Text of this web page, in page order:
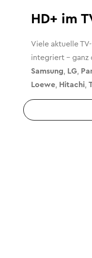
HD+ im
Viele aktuelle
integriert – ganz
Samsung, LG,
Loewe, Hitachi,